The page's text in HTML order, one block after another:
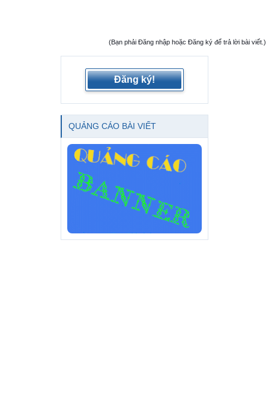
(Bạn phải Đăng nhập hoặc Đăng ký để trả lời bài viết.)
Đăng ký!
QUẢNG CÁO BÀI VIẾT